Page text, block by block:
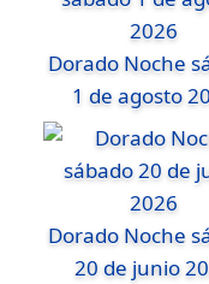
Dorado Noche
1 de agosto
Dorado Noche
20 de junio